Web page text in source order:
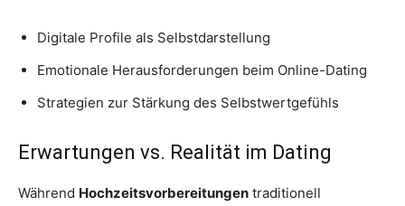
Digitale Profile als Selbstdarstellung
Emotionale Herausforderungen beim Online-Dating
Strategien zur Stärkung des Selbstwertgefühls
Erwartungen vs. Realität im Dating
Während Hochzeitsvorbereitungen traditionell